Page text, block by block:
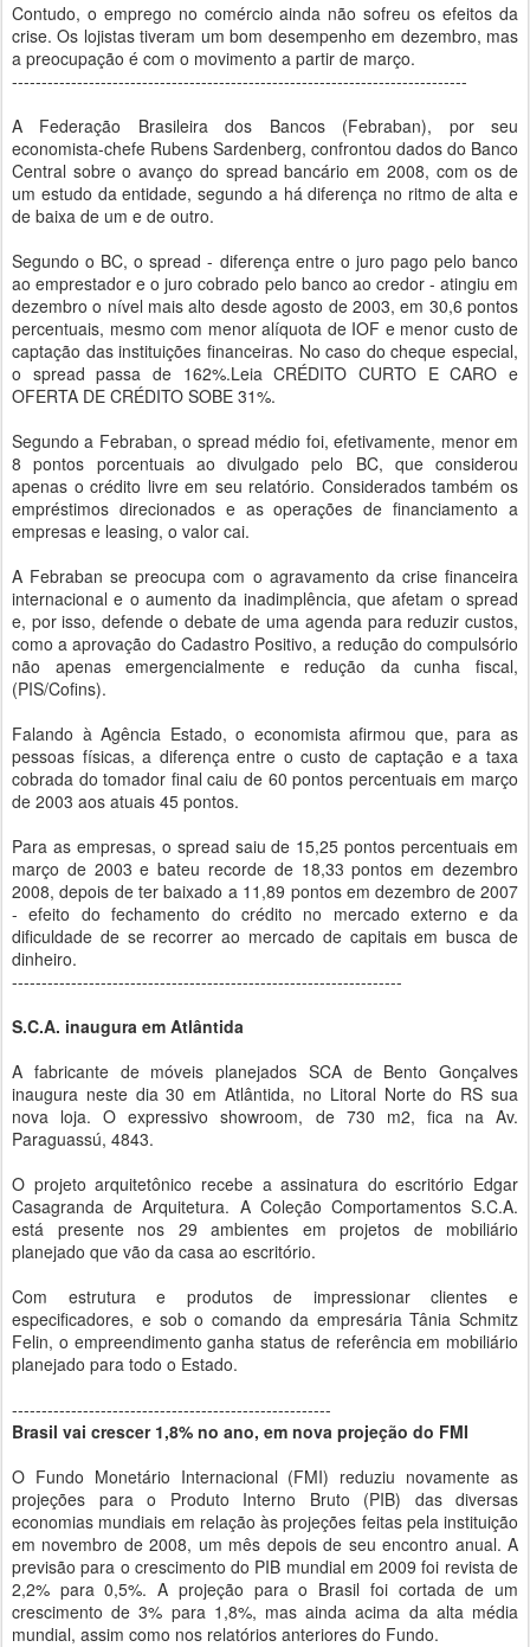
Contudo, o emprego no comércio ainda não sofreu os efeitos da
crise. Os lojistas tiveram um bom desempenho em dezembro, mas
a preocupação é com o movimento a partir de março.
-----------------------------------------------------------------------------
A Federação Brasileira dos Bancos (Febraban), por seu
economista-chefe Rubens Sardenberg, confrontou dados do Banco
Central sobre o avanço do spread bancário em 2008, com os de
um estudo da entidade, segundo a há diferença no ritmo de alta e
de baixa de um e de outro.
Segundo o BC, o spread - diferença entre o juro pago pelo banco
ao emprestador e o juro cobrado pelo banco ao credor - atingiu em
dezembro o nível mais alto desde agosto de 2003, em 30,6 pontos
percentuais, mesmo com menor alíquota de IOF e menor custo de
captação das instituições financeiras. No caso do cheque especial,
o spread passa de 162%.Leia CRÉDITO CURTO E CARO e
OFERTA DE CRÉDITO SOBE 31%.
Segundo a Febraban, o spread médio foi, efetivamente, menor em
8 pontos porcentuais ao divulgado pelo BC, que considerou
apenas o crédito livre em seu relatório. Considerados também os
empréstimos direcionados e as operações de financiamento a
empresas e leasing, o valor cai.
A Febraban se preocupa com o agravamento da crise financeira
internacional e o aumento da inadimplência, que afetam o spread
e, por isso, defende o debate de uma agenda para reduzir custos,
como a aprovação do Cadastro Positivo, a redução do compulsório
não apenas emergencialmente e redução da cunha fiscal,
(PIS/Cofins).
Falando à Agência Estado, o economista afirmou que, para as
pessoas físicas, a diferença entre o custo de captação e a taxa
cobrada do tomador final caiu de 60 pontos percentuais em março
de 2003 aos atuais 45 pontos.
Para as empresas, o spread saiu de 15,25 pontos percentuais em
março de 2003 e bateu recorde de 18,33 pontos em dezembro
2008, depois de ter baixado a 11,89 pontos em dezembro de 2007
- efeito do fechamento do crédito no mercado externo e da
dificuldade de se recorrer ao mercado de capitais em busca de
dinheiro.
------------------------------------------------------------------
S.C.A. inaugura em Atlântida
A fabricante de móveis planejados SCA de Bento Gonçalves
inaugura neste dia 30 em Atlântida, no Litoral Norte do RS sua
nova loja. O expressivo showroom, de 730 m2, fica na Av.
Paraguassú, 4843.
O projeto arquitetônico recebe a assinatura do escritório Edgar
Casagranda de Arquitetura. A Coleção Comportamentos S.C.A.
está presente nos 29 ambientes em projetos de mobiliário
planejado que vão da casa ao escritório.
Com estrutura e produtos de impressionar clientes e
especificadores, e sob o comando da empresária Tânia Schmitz
Felin, o empreendimento ganha status de referência em mobiliário
planejado para todo o Estado.
------------------------------------------------------
Brasil vai crescer 1,8% no ano, em nova projeção do FMI
O Fundo Monetário Internacional (FMI) reduziu novamente as
projeções para o Produto Interno Bruto (PIB) das diversas
economias mundiais em relação às projeções feitas pela instituição
em novembro de 2008, um mês depois de seu encontro anual. A
previsão para o crescimento do PIB mundial em 2009 foi revista de
2,2% para 0,5%. A projeção para o Brasil foi cortada de um
crescimento de 3% para 1,8%, mas ainda acima da alta média
mundial, assim como nos relatórios anteriores do Fundo.